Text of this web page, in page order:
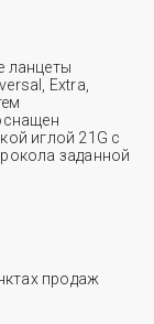
ланцеты
Extra,
иглой 21G с
заданной
продаж